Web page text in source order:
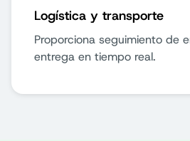
Logística y transporte
Proporciona seguimiento de
entrega en tiempo real.